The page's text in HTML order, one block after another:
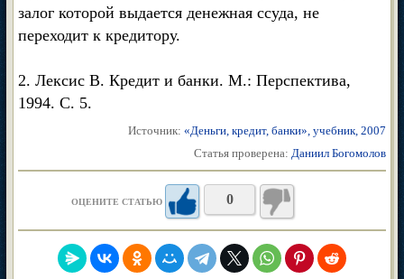
залог которой выдается денежная ссуда, не
переходит к кредитору.
2. Лексис В. Кредит и банки. М.: Перспектива,
1994. С. 5.
Источник: «Деньги, кредит, банки», учебник, 2007
Статья проверена: Даниил Богомолов
ОЦЕНИТЕ СТАТЬЮ 0